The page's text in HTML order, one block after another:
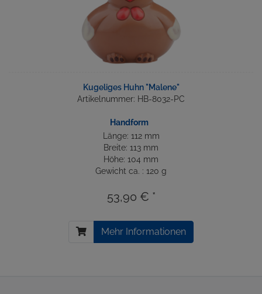
Kugeliges Huhn "Malene"
Artikelnummer: HB-8032-PC
Handform
Länge: 112 mm
Breite: 113 mm
Höhe: 104 mm
Gewicht ca. : 120 g
53,90 € *
Mehr Informationen